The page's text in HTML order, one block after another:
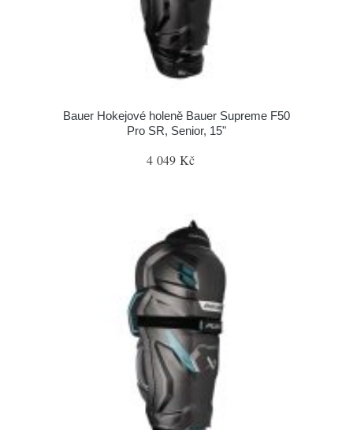
Bauer Hokejové holeně Bauer Supreme F50
Pro SR, Senior, 15"
4 049 Kč